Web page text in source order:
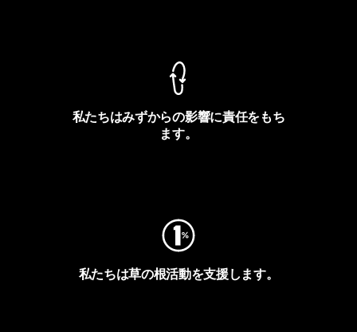
私たちはみずからの影響に責任をもち
ます。
私たちは草の根活動を支援します。